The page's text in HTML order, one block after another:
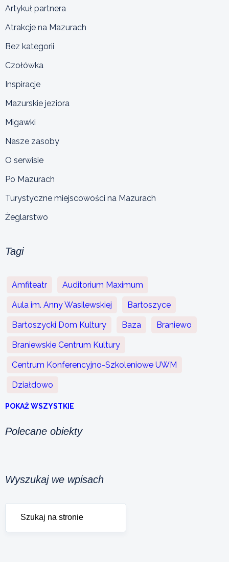
Artykuł partnera
Atrakcje na Mazurach
Bez kategorii
Czołówka
Inspiracje
Mazurskie jeziora
Migawki
Nasze zasoby
O serwisie
Po Mazurach
Turystyczne miejscowości na Mazurach
Żeglarstwo
Tagi
Amfiteatr Auditorium Maximum
Aula im. Anny Wasilewskiej Bartoszyce
Bartoszycki Dom Kultury Baza Braniewo
Braniewskie Centrum Kultury
Centrum Konferencyjno-Szkoleniowe UWM
Działdowo
POKAŻ WSZYSTKIE
Polecane obiekty
Wyszukaj we wpisach